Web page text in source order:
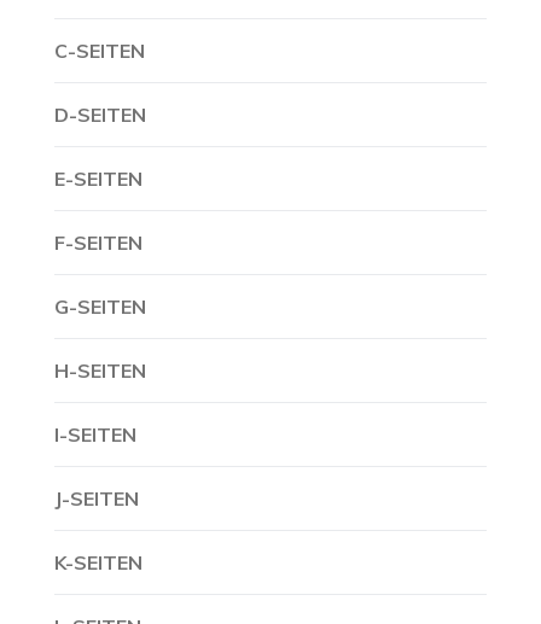
C-SEITEN
D-SEITEN
E-SEITEN
F-SEITEN
G-SEITEN
H-SEITEN
I-SEITEN
J-SEITEN
K-SEITEN